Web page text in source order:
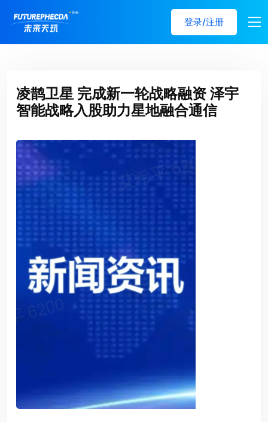
登录/注册
凌鹊卫星 完成新一轮战略融资 泽宇
智能战略入股助力星地融合通信